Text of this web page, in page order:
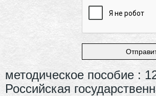
методическое пособие :
Российская